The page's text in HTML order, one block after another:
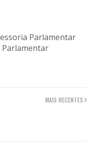
Parlamentar
Parlamentar
MAIS RECENTES